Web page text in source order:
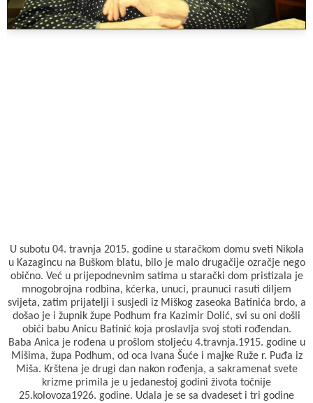
U subotu 04. travnja 2015. godine u staračkom domu sveti Nikola
u Kazagincu na Buškom blatu, bilo je malo drugačije ozračje nego
obično. Već u prijepodnevnim satima u starački dom pristizala je
mnogobrojna rodbina, kćerka, unuci, praunuci rasuti diljem
svijeta, zatim prijatelji i susjedi iz Miškog zaseoka Batinića brdo, a
došao je i župnik župe Podhum fra Kazimir Dolić, svi su oni došli
obići babu Anicu Batinić koja proslavlja svoj stoti rođendan.
Baba Anica je rođena u prošlom stoljeću 4.travnja.1915. godine u
Mišima, župa Podhum, od oca Ivana Šuće i majke Ruže r. Puđa iz
Miša. Krštena je drugi dan nakon rođenja, a sakramenat svete
krizme primila je u jedanestoj godini života točnije
25.kolovoza1926. godine. Udala je se sa dvadeset i tri godine